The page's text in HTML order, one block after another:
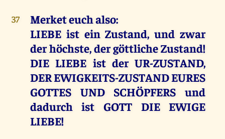
37
Merket euch also:
LIEBE ist ein Zustand, und zwar
der höchste, der göttliche Zustand!
DIE LIEBE ist der UR-ZUSTAND,
DER EWIGKEITS-ZUSTAND EURES
GOTTES UND SCHÖPFERS und
dadurch ist GOTT DIE EWIGE
LIEBE!